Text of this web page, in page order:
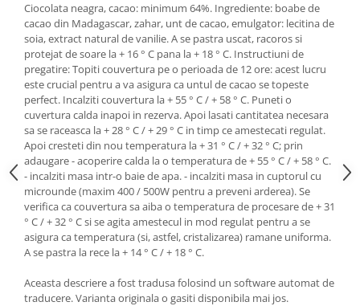
Ciocolata neagra, cacao: minimum 64%. Ingrediente: boabe de
cacao din Madagascar, zahar, unt de cacao, emulgator: lecitina de
soia, extract natural de vanilie. A se pastra uscat, racoros si
protejat de soare la + 16 ° C pana la + 18 ° C. Instructiuni de
pregatire: Topiti couvertura pe o perioada de 12 ore: acest lucru
este crucial pentru a va asigura ca untul de cacao se topeste
perfect. Incalziti couvertura la + 55 ° C / + 58 ° C. Puneti o
cuvertura calda inapoi in rezerva. Apoi lasati cantitatea necesara
sa se raceasca la + 28 ° C / + 29 ° C in timp ce amestecati regulat.
Apoi cresteti din nou temperatura la + 31 ° C / + 32 ° C; prin
adaugare - acoperire calda la o temperatura de + 55 ° C / + 58 ° C.
- incalziti masa intr-o baie de apa. - incalziti masa in cuptorul cu
microunde (maxim 400 / 500W pentru a preveni arderea). Se
verifica ca couvertura sa aiba o temperatura de procesare de + 31
° C / + 32 ° C si se agita amestecul in mod regulat pentru a se
asigura ca temperatura (si, astfel, cristalizarea) ramane uniforma.
A se pastra la rece la + 14 ° C / + 18 ° C.
Aceasta descriere a fost tradusa folosind un software automat de
traducere. Varianta originala o gasiti disponibila mai jos.